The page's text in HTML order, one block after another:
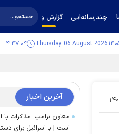
چندرسانه‌ایی گزارش و گفت‌وگو
Thursday 06 August 2026 ۴:۴۷:۰۵
۱۴ آخرین اخبار
معاون ترامپ: مذاکرات با
است | با اسرائیل برای